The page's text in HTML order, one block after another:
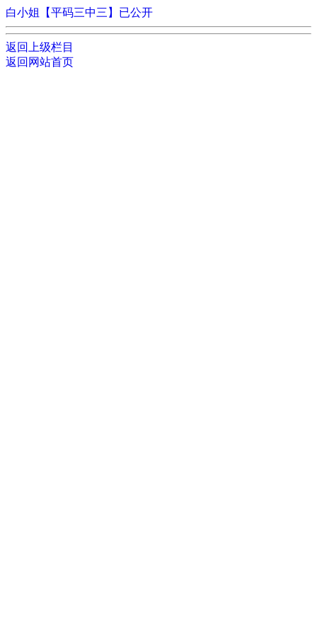
白小姐【平码三中三】已公开
返回上级栏目
返回网站首页